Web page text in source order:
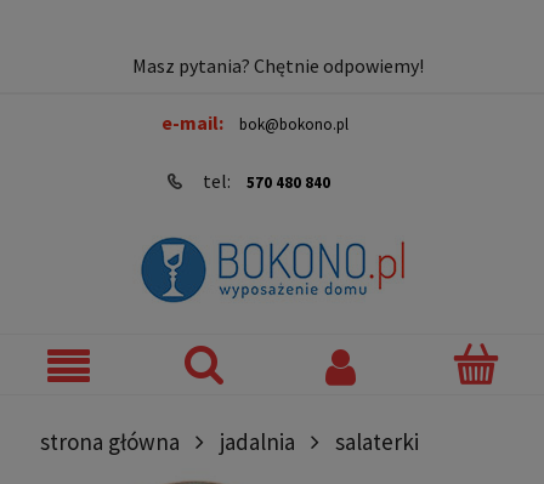
Masz pytania? Chętnie odpowiemy!
e-mail: bok@bokono.pl
tel: 570 480 840
strona główna jadalnia salaterki